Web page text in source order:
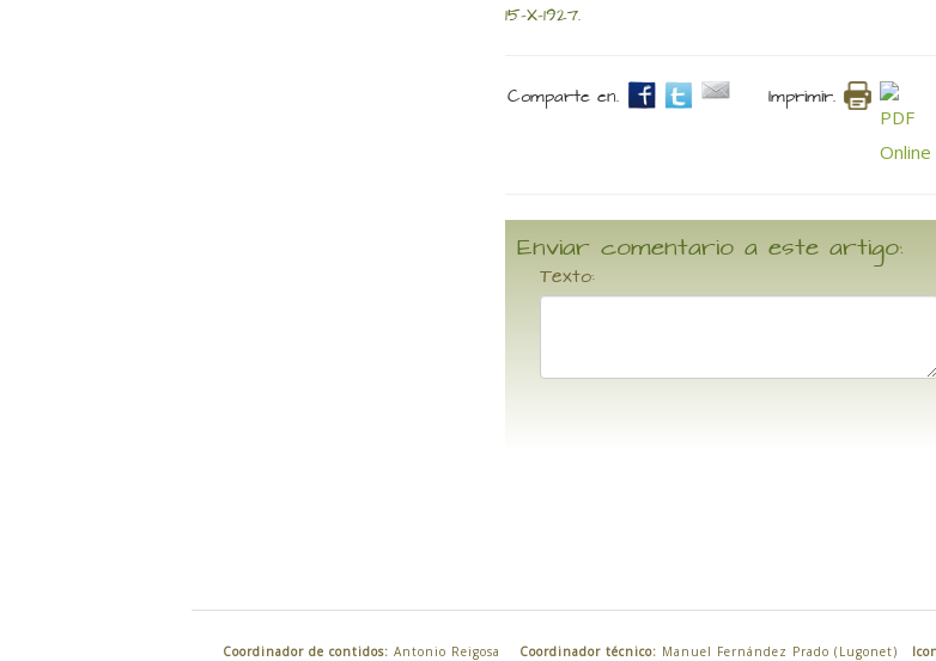
15-X-1927.
Comparte en. Imprimir.
Enviar comentario a este artigo:
Texto:
Coordinador de contidos: Antonio Reigosa Coordinador técnico: Manuel Fernández Prado (Lugonet)